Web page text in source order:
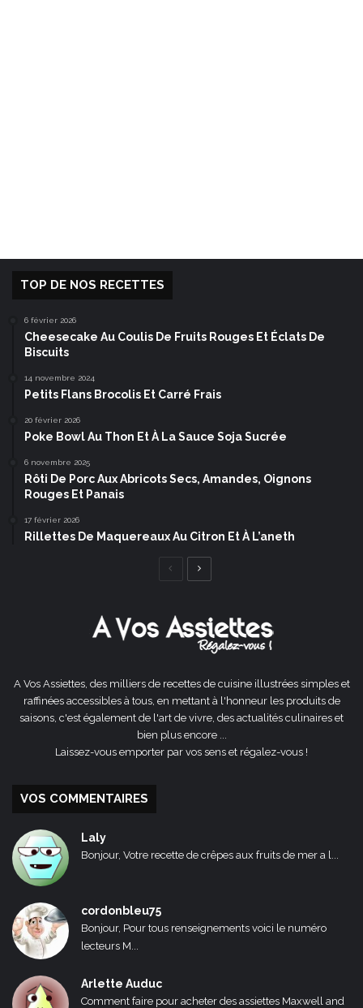
TOP DE NOS RECETTES
6 février 2026
Cheesecake Au Coulis De Fruits Rouges Et Éclats De
Biscuits
14 novembre 2024
Petits Flans Brocolis Et Carré Frais
20 février 2026
Poke Bowl Au Thon Et À La Sauce Soja Sucrée
6 novembre 2025
Rôti De Porc Aux Abricots Secs, Amandes, Oignons
Rouges Et Panais
17 février 2026
Rillettes De Maquereaux Au Citron Et À L’aneth
Page
A Vos Assiettes, des milliers de recettes de cuisine illustrées simples et
raffinées accessibles à tous, en mettant à l'honneur les produits de
saisons, c'est également de l'art de vivre, des actualités culinaires et
bien plus encore ...
Laissez-vous emporter par vos sens et régalez-vous !
VOS COMMENTAIRES
Laly
Bonjour, Votre recette de crêpes aux fruits de mer a l...
cordonbleu75
Bonjour, Pour tous renseignements voici le numéro
lecteurs M...
Arlette Auduc
Comment faire pour acheter des assiettes Maxwell and